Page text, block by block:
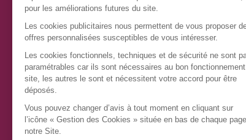
régalons des millions de clients avec un savoir-
pour rester croustillant et frais.
Nous nous efforçons chaque jour d’allier recettes
de qualité et responsabilité environnementale,
pour que votre plaisir soit complet.
Ingrédients sélectionnés avec exigence, desserts
au fil des saisons : les gourmands ont trouvé leur
adresse !